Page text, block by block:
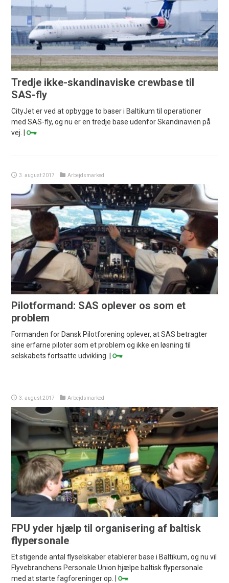
Tredje ikke-skandinaviske crewbase til
SAS-fly
CityJet er ved at opbygge to baser i Baltikum til operationer
med SAS-fly, og nu er en tredje base udenfor Skandinavien på
vej. |
3. august 2017 Arbejdsmarked
Pilotformand: SAS oplever os som et
problem
Formanden for Dansk Pilotforening oplever, at SAS betragter
sine erfarne piloter som et problem og ikke en løsning til
selskabets fortsatte udvikling. |
3. august 2017 Arbejdsmarked
FPU yder hjælp til organisering af baltisk
flypersonale
Et stigende antal flyselskaber etablerer base i Baltikum, og nu vil
Flyvebranchens Personale Union hjælpe baltisk flypersonale
med at starte fagforeninger op. |